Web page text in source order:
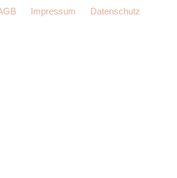
Impressum Datenschutz